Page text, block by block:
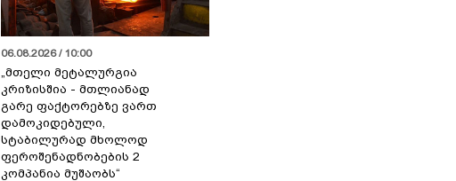
06.08.2026 / 10:00
„მთელი მეტალურგია
კრიზისშია - მთლიანად
გარე ფაქტორებზე ვართ
დამოკიდებული,
სტაბილურად მხოლოდ
ფეროშენადნობების 2
კომპანია მუშაობს“